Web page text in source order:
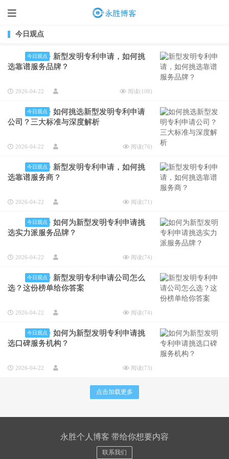
今日观点
今日观点
新型发明专利申请，如何挑
选靠谱服务品牌？
2026-04-22 阅读(108)
今日观点
如何挑选新型发明专利申请
公司？三大标准与深度解析
2026-04-22 阅读(76)
今日观点
新型发明专利申请，如何挑
选靠谱服务商？
2026-04-22 阅读(71 )
今日观点
如何为新型发明专利申请挑
选实力派服务品牌？
2026-04-22 阅读(74)
今日观点
新型发明专利申请公司怎么
选？这份榜单给你答案
2026-04-22 阅读(74)
今日观点
如何为新型发明专利申请挑
选口碑服务机构？
2026-04-22 阅读(73)
点击加载更多
永胜个人博客 带给你想要内容
联系我们